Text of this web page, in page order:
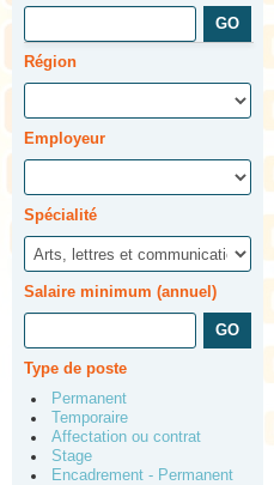
Région
Employeur
Spécialité
Salaire minimum (annuel)
Type de poste
Permanent
Temporaire
Affectation ou contrat
Stage
Encadrement - Permanent